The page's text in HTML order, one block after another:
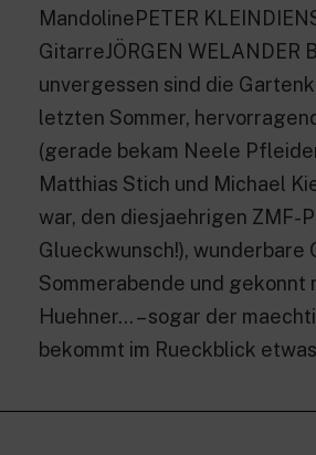
MandolinePETER
GitarreJÖRGEN WELANDER
unvergessen sind die
letzten Sommer,
(gerade bekam Neele
Matthias Stich und Michael
war, den diesjaehrigen ZMF-
Glueckwunsch!), wunderbare
Sommerabende und gekonnt
Huehner… – sogar der
bekommt im Rueckblick